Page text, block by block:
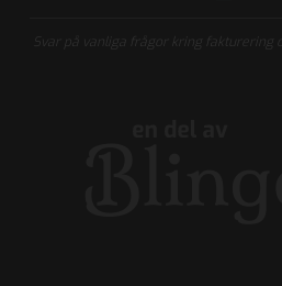
Svar på vanliga frågor kring fakturering